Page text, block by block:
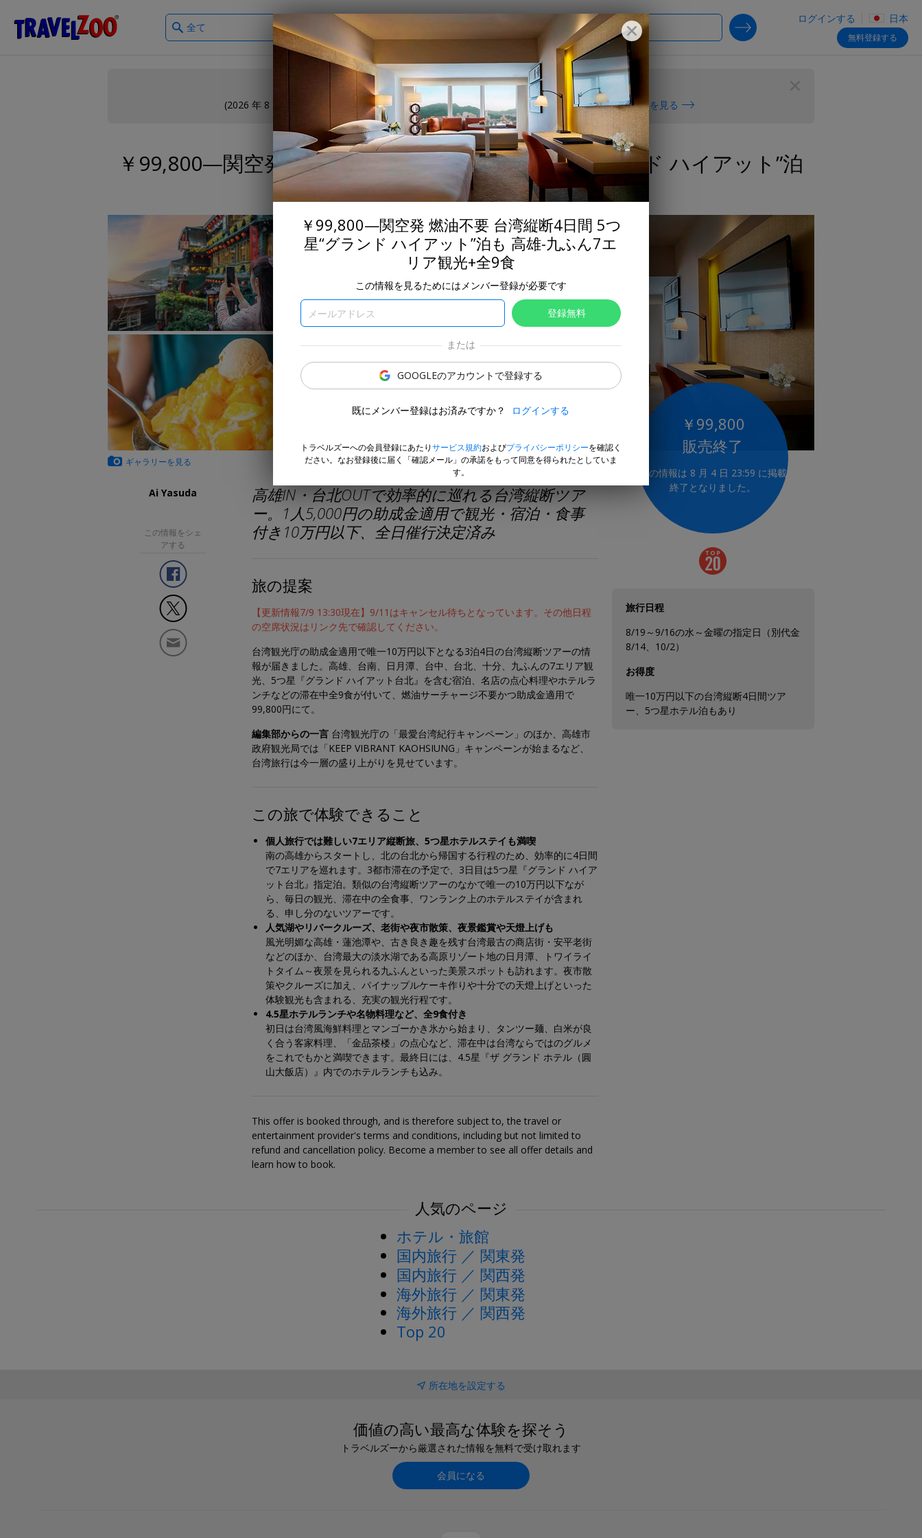
Travelzoo ログインする 日本
無料登録する
What
type
SEARCH DEALS
販売終了
(2026 年 8 月 4 日) この提供元からの新しい情報が2026 年 8 月 4 日に掲載されました 最新の情報を見る
大阪・関西国際発／台湾・高雄、台南、日月潭、台中、台北、十分、九ふん
￥99,800—関空発 燃油不要 台湾縦断4日間 5つ星“グランド ハイアット”泊
も 高雄-九ふん7エリア観光+全9食
ギャラリーを見る
Ai Yasuda
この情報をシェ
アする
高雄IN・台北OUTで効率的に巡れる台湾縦断ツア
ー。1人5,000円の助成金適用で観光・宿泊・食事
付き10万円以下、全日催行決定済み
旅の提案
【更新情報7/9 13:30現在】9/11はキャンセル待ちとなっています。その他日程
の空席状況はリンク先で確認してください。
台湾観光庁の助成金適用で唯一10万円以下となる3泊4日の台湾縦断ツアーの情
報が届きました。高雄、台南、日月潭、台中、台北、十分、九ふんの7エリア観
光、5つ星『グランド ハイアット台北』を含む宿泊、名店の点心料理やホテルラ
ンチなどの滞在中全9食が付いて、燃油サーチャージ不要かつ助成金適用で
99,800円にて。
編集部からの一言 台湾観光庁の「最愛台湾紀行キャンペーン」のほか、高雄市
政府観光局では「KEEP VIBRANT KAOHSIUNG」キャンペーンが始まるなど、
台湾旅行は今一層の盛り上がりを見せています。
この旅で体験できること
個人旅行では難しい7エリア縦断旅、5つ星ホテルステイも満喫
南の高雄からスタートし、北の台北から帰国する行程のため、効率的に4日間
で7エリアを巡れます。3都市滞在の予定で、3日目は5つ星『グランド ハイア
ット台北』指定泊。類似の台湾縦断ツアーのなかで唯一の10万円以下なが
ら、毎日の観光、滞在中の全食事、ワンランク上のホテルステイが含まれ
る、申し分のないツアーです。
人気湖やリバークルーズ、老街や夜市散策、夜景鑑賞や天燈上げも
風光明媚な高雄・蓮池潭や、古き良き趣を残す台湾最古の商店街・安平老街
などのほか、台湾最大の淡水湖である高原リゾート地の日月潭、トワイライ
トタイム～夜景を見られる九ふんといった美景スポットも訪れます。夜市散
策やクルーズに加え、パイナップルケーキ作りや十分での天燈上げといった
体験観光も含まれる、充実の観光行程です。
4.5星ホテルランチや名物料理など、全9食付き
初日は台湾風海鮮料理とマンゴーかき氷から始まり、タンツー麺、白米が良
く合う客家料理、「金品茶楼」の点心など、滞在中は台湾ならではのグルメ
をこれでもかと満喫できます。最終日には、4.5星『ザ グランド ホテル（圓
山大飯店）』内でのホテルランチも込み。
This offer is booked through, and is therefore subject to, the travel or
entertainment provider's terms and conditions, including but not limited to
refund and cancellation policy. Become a member to see all offer details and
learn how to book.
￥99,800
販売終了
この情報は 8 月 4 日 23:59 に掲載
終了となりました。
旅行日程
8/19～9/16の水～金曜の指定日（別代金
8/14、10/2）
お得度
唯一10万円以下の台湾縦断4日間ツア
ー、5つ星ホテル泊もあり
人気のページ
ホテル・旅館
国内旅行 ／ 関東発
国内旅行 ／ 関西発
海外旅行 ／ 関東発
海外旅行 ／ 関西発
Top 20
所在地を設定する
価値の高い最高な体験を探そう
トラベルズーから厳選された情報を無料で受け取れます
会員になる
￥99,800—関空発 燃油不要 台湾縦断4日間 5つ
星“グランド ハイアット”泊も 高雄-九ふん7エ
リア観光+全9食
この情報を見るためにはメンバー登録が必要です
登録無料
または
GOOGLEのアカウントで登録する
既にメンバー登録はお済みですか？ ログインする
トラベルズーへの会員登録にあたりサービス規約およびプライバシーポリシーを確認く
ださい。なお登録後に届く「確認メール」の承諾をもって同意を得られたとしていま
す。